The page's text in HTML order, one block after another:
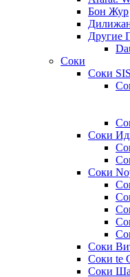
Бон Жур
Другие
Соки
Соки
Соки
Соки
Соки
Соки te
Соки